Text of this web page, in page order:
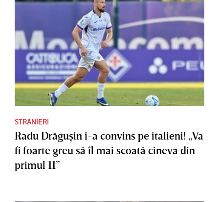
STRANIERI
Radu Drăguşin i-a convins pe italieni! „Va
fi foarte greu să îl mai scoată cineva din
primul 11”